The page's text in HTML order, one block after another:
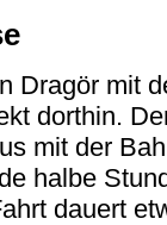
Dragör mit
dorthin.
mit der
halbe
dauert